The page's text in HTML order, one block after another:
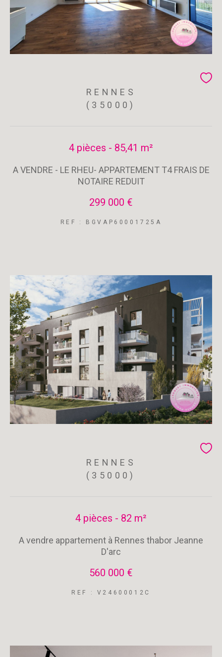
RENNES
(35000)
4 pièces - 85,41 m²
A VENDRE - LE RHEU- APPARTEMENT T4 FRAIS DE
NOTAIRE REDUIT
299 000 €
REF : BGVAP60001725A
RENNES
(35000)
4 pièces - 82 m²
A vendre appartement à Rennes thabor Jeanne
D'arc
560 000 €
REF : V24600012C